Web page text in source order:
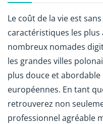
Le coût de la vie est
caractéristiques les
nombreux nomades
les grandes villes
plus douce et
européennes. En tant
retrouverez non
professionnel agréable